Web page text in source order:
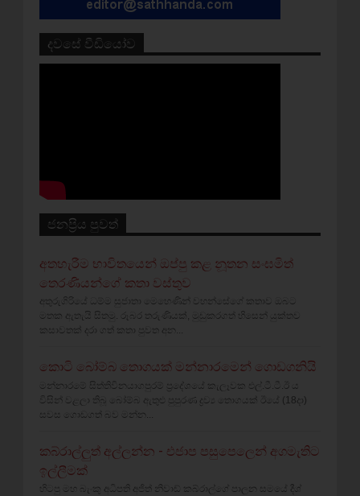
දවසේ වීඩියෝව
ජනප්‍රිය පුවත්
අතහැරීම භාවිතයෙන් ඔප්පු කළ නූතන සංඝමිත්
තෙරණියන්ගේ කතා වස්‌තුව
අතුරුගිරියේ ධම්ම සුජාතා මෙහෙණින් වහන්සේගේ කතාව ඔබට
මතක ඇතැයි සිතමු. රූබර තරුණියක්‌, මුඩුකරගත් හිසෙන් යුක්‌තව
කසාවතක්‌ දරා ගත් කතා පුවත අන...
කොටි බෝම්බ තොගයක් මන්නාරමෙන් ගොඩගනියි
මන්නාරමේ සිත්තිවිනයාගපුරම් ප්‍රදේශයේ කැලෑවක එල්.ටී.ටී.ඊ ය
විසින් වළලා තිබූ බෝම්බ ඇතුළු පුපුරණ ද්‍රව්‍ය තොගයක් ඊයේ (18දා)
සවස ගොඩගත් බව මන්න...
කබ්රාල්ලුත් අල්ලන්න - එජාප පසුපෙලෙන් අගමැතිට
ඉල්ලීමක්
හිටපු මහ බැංකු අධිපති අජිත් නිවාඩ් කබ්රාල්ගේ පාලන සමයේ දීශ්‍